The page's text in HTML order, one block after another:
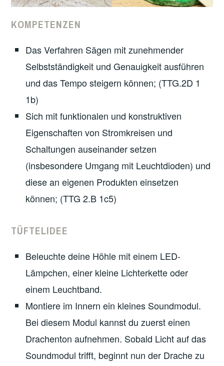
KOMPETENZEN
Das Verfahren Sägen mit zunehmender
Selbstständigkeit und Genauigkeit ausführen
und das Tempo steigern können; (TTG.2D 1
1b)
Sich mit funktionalen und konstruktiven
Eigenschaften von Stromkreisen und
Schaltungen auseinander setzen
(insbesondere Umgang mit Leuchtdioden) und
diese an eigenen Produkten einsetzen
können; (TTG 2.B 1c5)
TÜFTELIDEE
Beleuchte deine Höhle mit einem LED-
Lämpchen, einer kleine Lichterkette oder
einem Leuchtband.
Montiere im Innern ein kleines Soundmodul.
Bei diesem Modul kannst du zuerst einen
Drachenton aufnehmen. Sobald Licht auf das
Soundmodul trifft, beginnt nun der Drache zu